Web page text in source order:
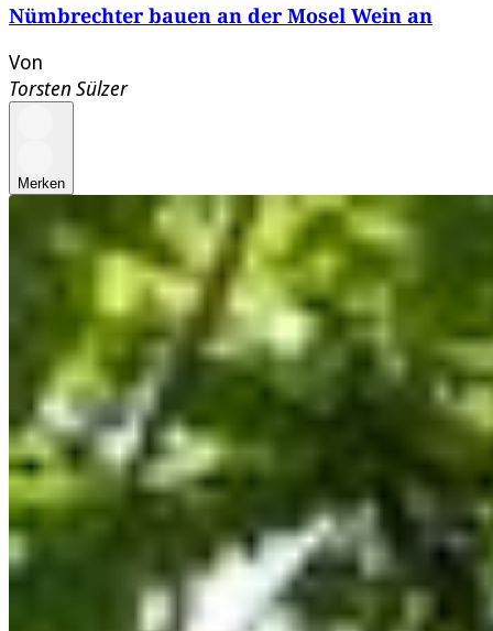
Nümbrechter bauen an der Mosel Wein an
Von
Torsten Sülzer
Merken